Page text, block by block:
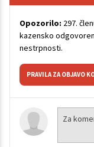
Opozorilo: 297.
kazensko
nestrpnosti.
PRAVILA ZA OBJAVO